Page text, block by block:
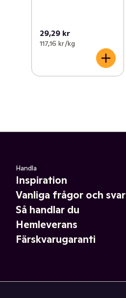
29,29 kr
117,16 kr /kg
Handla
Inspiration
Vanliga frågor och svar
Så handlar du
Hemleverans
Färskvarugaranti